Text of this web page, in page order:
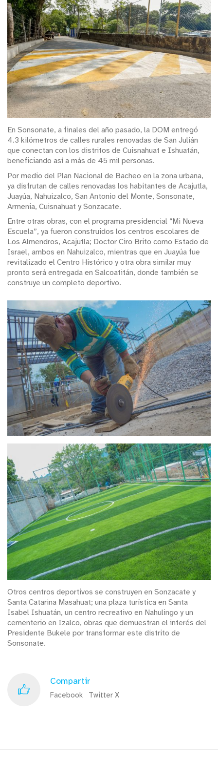
En Sonsonate, a finales del año pasado, la DOM entregó
4.3 kilómetros de calles rurales renovadas de San Julián
que conectan con los distritos de Cuisnahuat e Ishuatán,
beneficiando así a más de 45 mil personas.
Por medio del Plan Nacional de Bacheo en la zona urbana,
ya disfrutan de calles renovadas los habitantes de Acajutla,
Juayúa, Nahuizalco, San Antonio del Monte, Sonsonate,
Armenia, Cuisnahuat y Sonzacate.
Entre otras obras, con el programa presidencial “Mi Nueva
Escuela”, ya fueron construidos los centros escolares de
Los Almendros, Acajutla; Doctor Ciro Brito como Estado de
Israel, ambos en Nahuizalco, mientras que en Juayúa fue
revitalizado el Centro Histórico y otra obra similar muy
pronto será entregada en Salcoatitán, donde también se
construye un completo deportivo.
Otros centros deportivos se construyen en Sonzacate y
Santa Catarina Masahuat; una plaza turística en Santa
Isabel Ishuatán, un centro recreativo en Nahulingo y un
cementerio en Izalco, obras que demuestran el interés del
Presidente Bukele por transformar este distrito de
Sonsonate.
Compartir
Facebook Twitter X